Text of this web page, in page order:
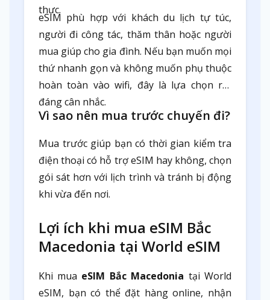
thực.
eSIM phù hợp với khách du lịch tự túc,
người đi công tác, thăm thân hoặc người
mua giúp cho gia đình. Nếu bạn muốn mọi
thứ nhanh gọn và không muốn phụ thuộc
hoàn toàn vào wifi, đây là lựa chọn rất
đáng cân nhắc.
Vì sao nên mua trước chuyến đi?
Mua trước giúp bạn có thời gian kiểm tra
điện thoại có hỗ trợ eSIM hay không, chọn
gói sát hơn với lịch trình và tránh bị động
khi vừa đến nơi.
Lợi ích khi mua eSIM Bắc
Macedonia tại World eSIM
Khi mua eSIM Bắc Macedonia tại World
eSIM, bạn có thể đặt hàng online, nhận